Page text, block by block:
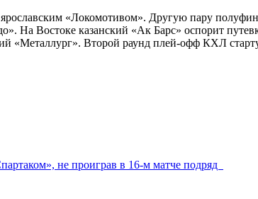
«Локомотивом». Другую пару
На Востоке казанский «Ак Барс» оспорит
«Металлург». Второй раунд плей-офф КХЛ
не проиграв в 16-м матче подряд